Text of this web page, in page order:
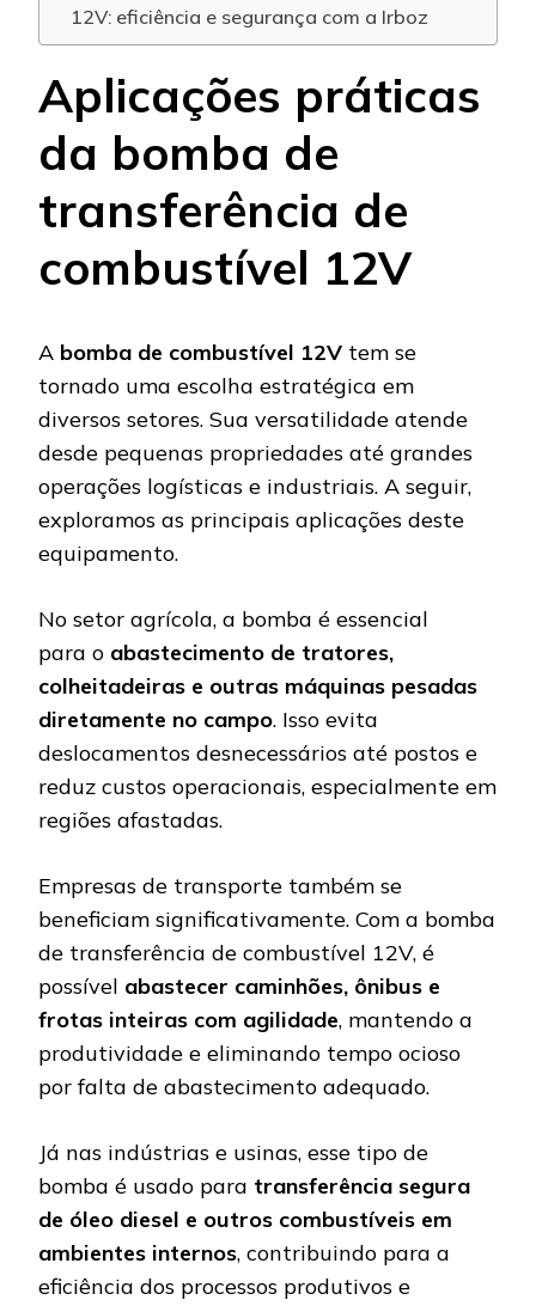
12V: eficiência e segurança com a Irboz
Aplicações práticas
da bomba de
transferência de
combustível 12V
A bomba de combustível 12V tem se
tornado uma escolha estratégica em
diversos setores. Sua versatilidade atende
desde pequenas propriedades até grandes
operações logísticas e industriais. A seguir,
exploramos as principais aplicações deste
equipamento.
No setor agrícola, a bomba é essencial
para o abastecimento de tratores,
colheitadeiras e outras máquinas pesadas
diretamente no campo. Isso evita
deslocamentos desnecessários até postos e
reduz custos operacionais, especialmente em
regiões afastadas.
Empresas de transporte também se
beneficiam significativamente. Com a bomba
de transferência de combustível 12V, é
possível abastecer caminhões, ônibus e
frotas inteiras com agilidade, mantendo a
produtividade e eliminando tempo ocioso
por falta de abastecimento adequado.
Já nas indústrias e usinas, esse tipo de
bomba é usado para transferência segura
de óleo diesel e outros combustíveis em
ambientes internos, contribuindo para a
eficiência dos processos produtivos e